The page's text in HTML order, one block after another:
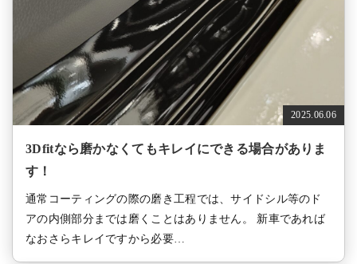
2025.06.06
3Dfitなら磨かなくてもキレイにできる場合がありま
す！
通常コーティングの際の磨き工程では、サイドシル等のド
アの内側部分までは磨くことはありません。 新車であれば
なおさらキレイですから必要…